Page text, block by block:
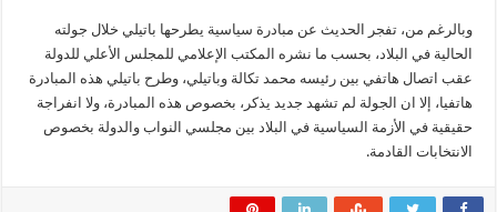
وبالرغم من، تفجر الحديث عن مبادرة سياسية يطرحها باتيلي خلال جولته
الحالية في البلاد، بحسب ما نشره المكتب الإعلامي للمجلس الأعلي للدولة
عقب اتصال هاتفي بين رئيسه محمد تكالة وباتيلي، وطرح باتيلي هذه المبادرة
هاتفيا، إلا ان الجولة لم تشهد جديد يذكر، بخصوص هذه المبادرة، ولا انفراجة
حقيقية في الأزمة السياسية في البلاد بين مجلسي النواب والدولة بخصوص
الانتخابات القادمة.